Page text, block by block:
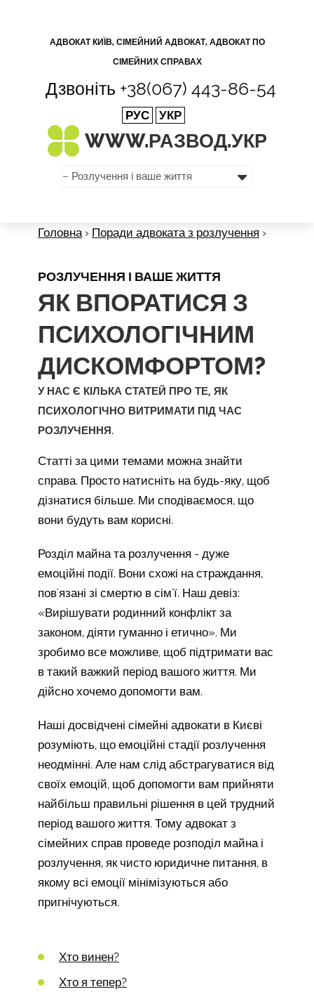
АДВОКАТ КИЇВ, СІМЕЙНИЙ АДВОКАТ, АДВОКАТ ПО
СІМЕЙНИХ СПРАВАХ
Дзвоніть +38(067) 443-86-54
РУС УКР
WWW.РАЗВОД.УКР
Головна› Поради адвоката з розлучення ›
РОЗЛУЧЕННЯ І ВАШЕ ЖИТТЯ
ЯК ВПОРАТИСЯ З
ПСИХОЛОГІЧНИМ
ДИСКОМФОРТОМ?
У НАС Є КІЛЬКА СТАТЕЙ ПРО ТЕ, ЯК
ПСИХОЛОГІЧНО ВИТРИМАТИ ПІД ЧАС
РОЗЛУЧЕННЯ.
Статті за цими темами можна знайти
справа. Просто натисніть на будь-яку, щоб
дізнатися більше. Ми сподіваємося, що
вони будуть вам корисні.
Розділ майна та розлучення - дуже
емоційні події. Вони схожі на страждання,
пов'язані зі смертю в сім'ї. Наш девіз:
«Вирішувати родинний конфлікт за
законом, діяти гуманно і етично». Ми
зробимо все можливе, щоб підтримати вас
в такий важкий період вашого життя. Ми
дійсно хочемо допомогти вам.
Наші досвідчені сімейні адвокати в Києві
розуміють, що емоційні стадії розлучення
неодмінні. Але нам слід абстрагуватися від
своїх емоцій, щоб допомогти вам прийняти
найбільш правильні рішення в цей трудний
період вашого життя. Тому адвокат з
сімейних справ проведе розподіл майна і
розлучення, як чисто юридичне питання, в
якому всі емоції мінімізуються або
пригнічуються.
Хто винен?
Хто я тепер?